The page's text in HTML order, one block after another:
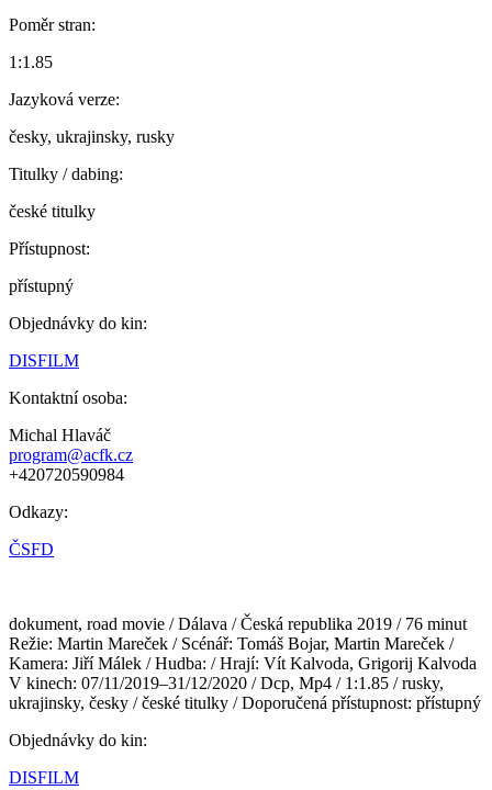
Poměr stran:
1:1.85
Jazyková verze:
česky, ukrajinsky, rusky
Titulky / dabing:
české titulky
Přístupnost:
přístupný
Objednávky do kin:
DISFILM
Kontaktní osoba:
Michal Hlaváč
program@acfk.cz
+420720590984
Odkazy:
ČSFD
dokument, road movie / Dálava / Česká republika 2019 / 76 minut
Režie: Martin Mareček / Scénář: Tomáš Bojar, Martin Mareček /
Kamera: Jiří Málek / Hudba: / Hrají: Vít Kalvoda, Grigorij Kalvoda
V kinech: 07/11/2019–31/12/2020 / Dcp, Mp4 / 1:1.85 / rusky,
ukrajinsky, česky / české titulky / Doporučená přístupnost: přístupný
Objednávky do kin:
DISFILM